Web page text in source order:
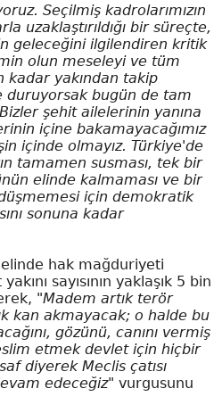
Seçilmiş kadrolarımızın
uzaklaştırıldığı bir süreçte,
geleceğini ilgilendiren kritik
olun meseleyi ve tüm
kadar yakından takip
duruyorsak bugün de tam
şehit ailelerinin yanına
içine bakamayacağımız
içinde olmayız. Türkiye'de
tamamen susması, tek bir
elinde kalmaması ve bir
için demokratik
sonuna kadar
hak mağduriyeti
sayısının yaklaşık 5 bin
"Madem artık terör
kan akmayacak; o halde bu
gözünü, canını vermiş
etmek devlet için hiçbir
diyerek Meclis çatısı
edeceğiz" vurgusunu